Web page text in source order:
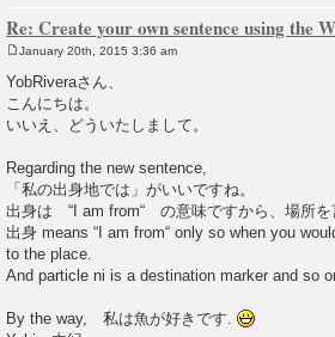
Re: Create your own sentence using the
o
s
January 20th, 2015 3:36 am
YobRiveraさん、
こんにちは。
いいえ、どういたしまして。
Regarding the new sentence,
「私の出身地では」がいいですね。
出身は “I am from“ の意味ですから、場所
出身 means “I am from“ only so when you
to the place.
And particle ni is a destination marker and
By the way, 私は魚が好きです.